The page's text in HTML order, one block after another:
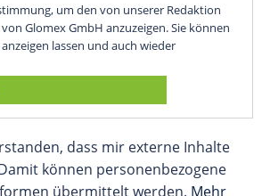
um den von unserer Redaktion
Glomex GmbH anzuzeigen. Sie können
lassen und auch wieder
dass mir externe Inhalte
können personenbezogene
übermittelt werden. Mehr